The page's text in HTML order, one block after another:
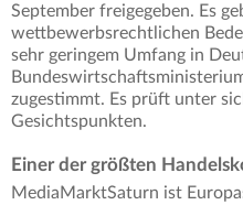
September freigegeben. Es
wettbewerbsrechtlichen
sehr geringem Umfang in
zugestimmt. Es prüft unter
Gesichtspunkten.
Einer der größten
MediaMarktSaturn ist